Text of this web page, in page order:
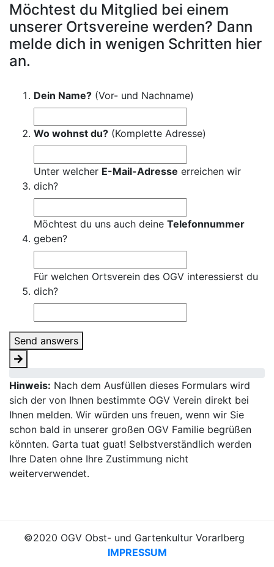
Möchtest du Mitglied bei einem
unserer Ortsvereine werden? Dann
melde dich in wenigen Schritten hier
an.
Dein Name? (Vor- und Nachname)
Wo wohnst du? (Komplette Adresse)
Unter welcher E-Mail-Adresse erreichen wir
dich?
Möchtest du uns auch deine Telefonnummer
geben?
Für welchen Ortsverein des OGV interessierst du
dich?
Send answers
Hinweis: Nach dem Ausfüllen dieses Formulars wird
sich der von Ihnen bestimmte OGV Verein direkt bei
Ihnen melden. Wir würden uns freuen, wenn wir Sie
schon bald in unserer großen OGV Familie begrüßen
könnten. Garta tuat guat! Selbstverständlich werden
Ihre Daten ohne Ihre Zustimmung nicht
weiterverwendet.
©2020 OGV Obst- und Gartenkultur Vorarlberg
IMPRESSUM